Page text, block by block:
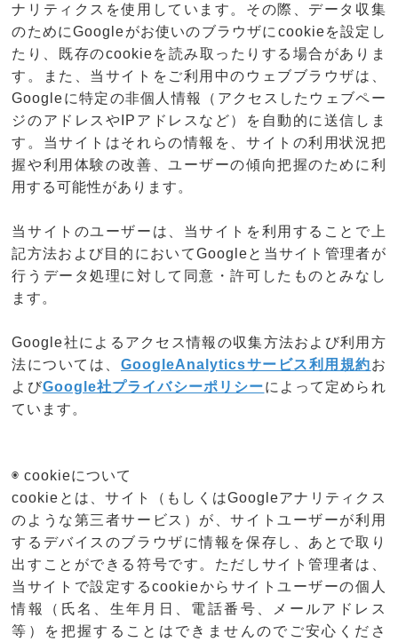
ナリティクスを使用しています。その際、データ収集
のためにGoogleがお使いのブラウザにcookieを設定し
たり、既存のcookieを読み取ったりする場合がありま
す。また、当サイトをご利用中のウェブブラウザは、
Googleに特定の非個人情報（アクセスしたウェブペー
ジのアドレスやIPアドレスなど）を自動的に送信しま
す。当サイトはそれらの情報を、サイトの利用状況把
握や利用体験の改善、ユーザーの傾向把握のために利
用する可能性があります。
当サイトのユーザーは、当サイトを利用することで上
記方法および目的においてGoogleと当サイト管理者が
行うデータ処理に対して同意・許可したものとみなし
ます。
Google社によるアクセス情報の収集方法および利用方
法については、 GoogleAnalyticsサービス利用規約お
よびGoogle社プライバシーポリシーによって定められ
ています。
◉ cookieについて
cookieとは、サイト（もしくはGoogleアナリティクス
のような第三者サービス）が、サイトユーザーが利用
するデバイスのブラウザに情報を保存し、あとで取り
出すことができる符号です。ただしサイト管理者は、
当サイトで設定するcookieからサイトユーザーの個人
情報（氏名、生年月日、電話番号、メールアドレス
等）を把握することはできませんのでご安心くださ